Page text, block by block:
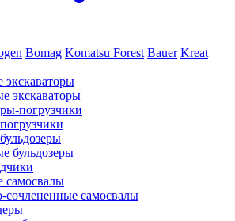
Bomag Komatsu Forest Bauer Kreat
экскаваторы
экскаваторы
погрузчики
бульдозеры
самосвалы
cамосвалы